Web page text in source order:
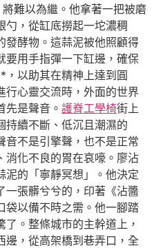
將難以為繼。他拿著一把被磨
勺，從缸底撈起一坨濃稠
發酵物。這蒜泥被他照顧得
要用手指彈一下缸邊，確保
以助其在精神上達到圓
行心靈交流時，外面的世界
先是聲音。 護脊工學椅街上
持續不斷、低沉且潮濕的
不是引擎聲，也不是正常
消化不良的胃在哀嚎。廖沾
泥的「寧靜冥想」。他決定
一張髒兮兮的，印著《沾醬
袋以備不時之需。他一腳踏
。整條城市的主幹道上，
邊，從高架橋到巷弄口，全